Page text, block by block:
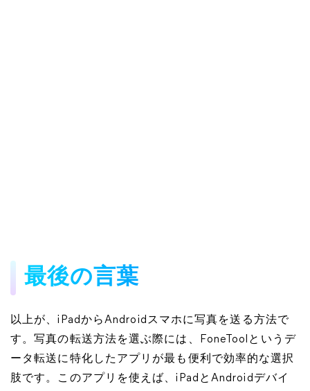
最後の言葉
以上が、iPadからAndroidスマホに写真を送る方法で
す。写真の転送方法を選ぶ際には、FoneToolというデ
ータ転送に特化したアプリが最も便利で効率的な選択
肢です。このアプリを使えば、iPadとAndroidデバイ